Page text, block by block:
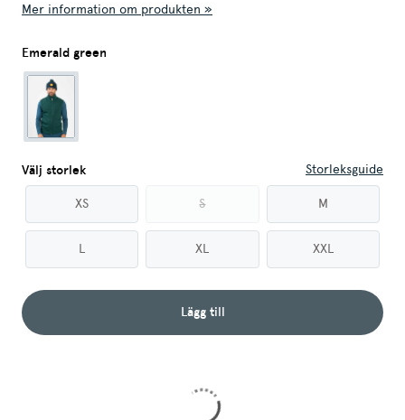
Mer information om produkten »
Emerald green
Välj storlek Storleksguide
XS S M
L XL XXL
Lägg till